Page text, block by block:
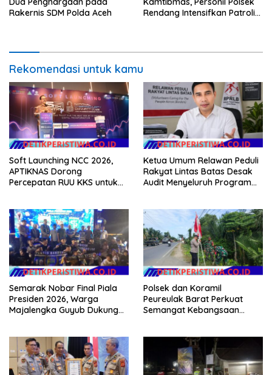
Rakernis SDM Polda Aceh
Rendang Intensifkan Patroli
Rekomendasi untuk kamu
Soft Launching NCC 2026,
APTIKNAS Dorong
Percepatan RUU KKS untuk
Ketua Umum Relawan Peduli
Rakyat Lintas Batas Desak
Audit Menyeluruh Program
Kinerja Dinas Pertanian
Semarak Nobar Final Piala
Presiden 2026, Warga
Majalengka Guyub Dukung
Polsek dan Koramil
Peureulak Barat Perkuat
Semangat Kebangsaan